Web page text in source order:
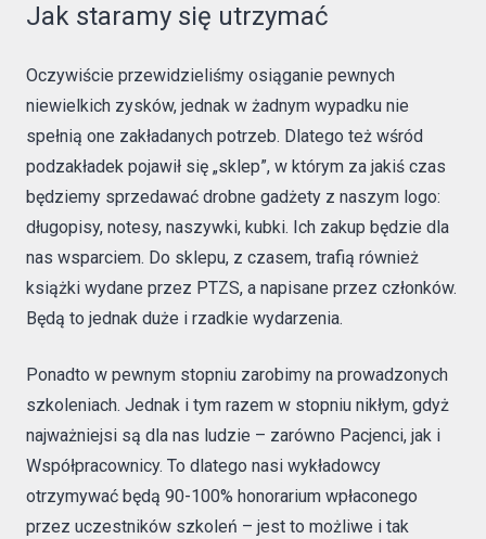
Jak staramy się utrzymać
Oczywiście przewidzieliśmy osiąganie pewnych
niewielkich zysków, jednak w żadnym wypadku nie
spełnią one zakładanych potrzeb. Dlatego też wśród
podzakładek pojawił się „sklep”, w którym za jakiś czas
będziemy sprzedawać drobne gadżety z naszym logo:
długopisy, notesy, naszywki, kubki. Ich zakup będzie dla
nas wsparciem. Do sklepu, z czasem, trafią również
książki wydane przez PTZS, a napisane przez członków.
Będą to jednak duże i rzadkie wydarzenia.
Ponadto w pewnym stopniu zarobimy na prowadzonych
szkoleniach. Jednak i tym razem w stopniu nikłym, gdyż
najważniejsi są dla nas ludzie – zarówno Pacjenci, jak i
Współpracownicy. To dlatego nasi wykładowcy
otrzymywać będą 90-100% honorarium wpłaconego
przez uczestników szkoleń – jest to możliwe i tak